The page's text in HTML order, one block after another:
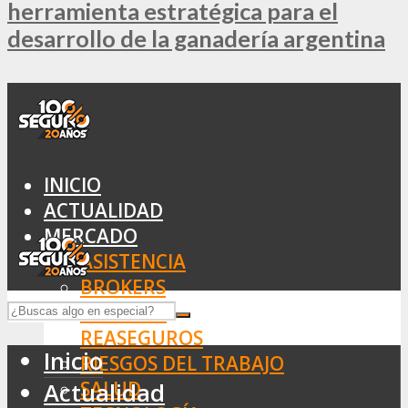
herramienta estratégica para el
desarrollo de la ganadería argentina
INICIO
ACTUALIDAD
MERCADO
ASISTENCIA
BROKERS
SEGUROS
REASEGUROS
RIESGOS DEL TRABAJO
SALUD
Inicio
Actualidad